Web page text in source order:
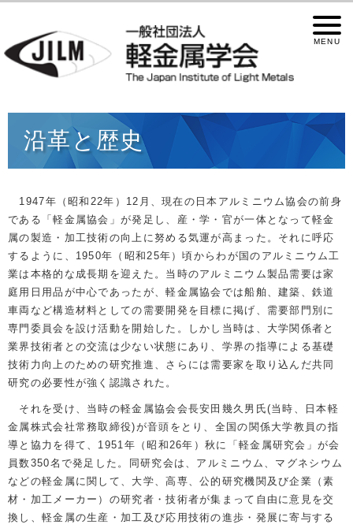
沿革と歴史
1947年（昭和22年）12月、現在の日本アルミニウム協会の前身
である「軽金属協会」が発足し、産・学・官が一体となって軽金
属の製造・加工技術の向上に努める気運が高まった。それに呼応
するように、1950年（昭和25年）頃からわが国のアルミニウム工
業は本格的な成長期を迎えた。当時のアルミニウム製品需要は家
庭用日用品が中心であったが、軽金属協会では船舶、建築、鉄道
車両など構造材料としての需要開発を目標に掲げ、需要部門別に
専門委員会を設け活動を開始した。しかし当時は、大学関係者と
業界技術者との交流は少ない状態にあり、学界の指導による基礎
技術力向上のための研究推進、さらには需要家を取り込んだ共同
研究の必要性が強く認識された。
それを受け、当時の軽金属協会会長安田幾久男氏(当時、日本軽
金属株式会社常務取締役)が音頭をとり、全国の関係大学教員の指
導と協力を得て、1951年（昭和26年）秋に「軽金属研究会」が会
員数350名で発足した。同研究会は、アルミニウム、マグネシウム
などの軽金属に関して、大学、高専、公的研究機関及び企業（素
材・加工メーカー）の研究者・技術者が集まって自由に意見を交
換し、軽金属の生産・加工及び応用技術の進歩・発展に寄与する